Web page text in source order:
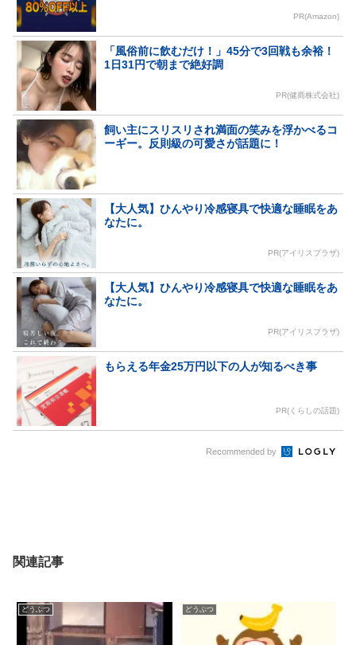
PR(Amazon)
「風俗前に飲むだけ！」45分で3回戦も余裕！
1日31円で朝まで絶好調
PR(健商株式会社)
飼い主にスリスリされ満面の笑みを浮かべるコ
ーギー。反則級の可愛さが話題に！
【大人気】ひんやり冷感寝具で快適な睡眠をあ
なたに。
PR(アイリスプラザ)
【大人気】ひんやり冷感寝具で快適な睡眠をあ
なたに。
PR(アイリスプラザ)
もらえる年金25万円以下の人が知るべき事
PR(くらしの話題)
Recommended by
関連記事
どうぶつ どうぶつ